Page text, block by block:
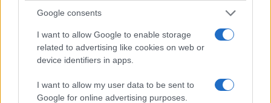
Google consents
I want to allow Google to enable storage
related to advertising like cookies on web or
device identifiers in apps.
I want to allow my user data to be sent to
Google for online advertising purposes.
Új és Használt GSM kiemelt ajánlatok